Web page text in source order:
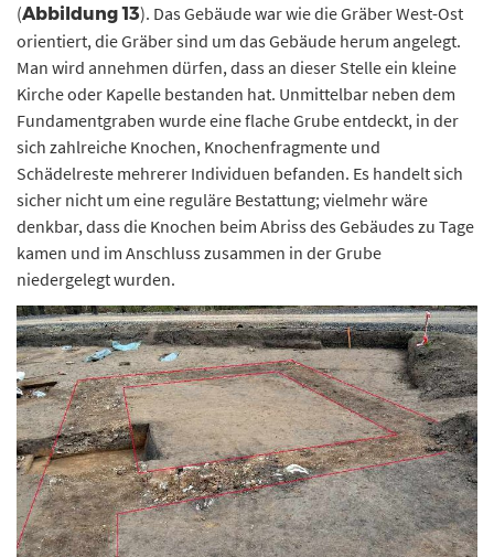
(Abbildung 13). Das Gebäude war wie die Gräber West-Ost
orientiert, die Gräber sind um das Gebäude herum angelegt.
Man wird annehmen dürfen, dass an dieser Stelle ein kleine
Kirche oder Kapelle bestanden hat. Unmittelbar neben dem
Fundamentgraben wurde eine flache Grube entdeckt, in der
sich zahlreiche Knochen, Knochenfragmente und
Schädelreste mehrerer Individuen befanden. Es handelt sich
sicher nicht um eine reguläre Bestattung; vielmehr wäre
denkbar, dass die Knochen beim Abriss des Gebäudes zu Tage
kamen und im Anschluss zusammen in der Grube
niedergelegt wurden.